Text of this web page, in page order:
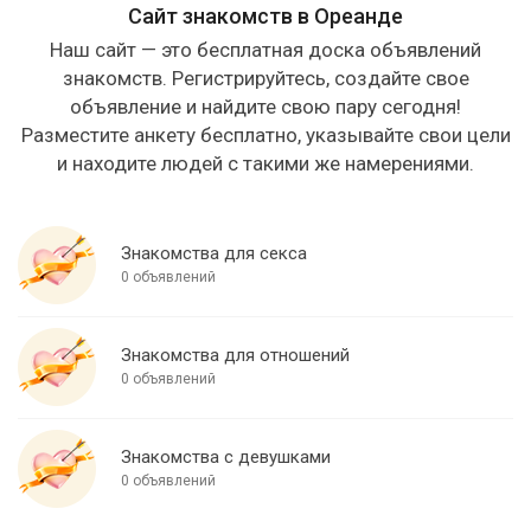
Сайт знакомств в Ореанде
Наш сайт — это бесплатная доска объявлений
знакомств. Регистрируйтесь, создайте свое
объявление и найдите свою пару сегодня!
Разместите анкету бесплатно, указывайте свои цели
и находите людей с такими же намерениями.
Знакомства для секса
0 объявлений
Знакомства для отношений
0 объявлений
Знакомства с девушками
0 объявлений